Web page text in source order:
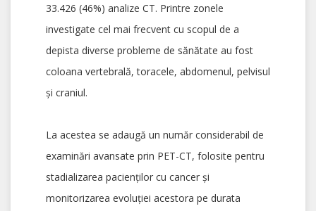
33.426 (46%) analize CT. Printre zonele
investigate cel mai frecvent cu scopul de a
depista diverse probleme de sănătate au fost
coloana vertebrală, toracele, abdomenul, pelvisul
și craniul.
La acestea se adaugă un număr considerabil de
examinări avansate prin PET-CT, folosite pentru
stadializarea pacienților cu cancer şi
monitorizarea evoluției acestora pe durata